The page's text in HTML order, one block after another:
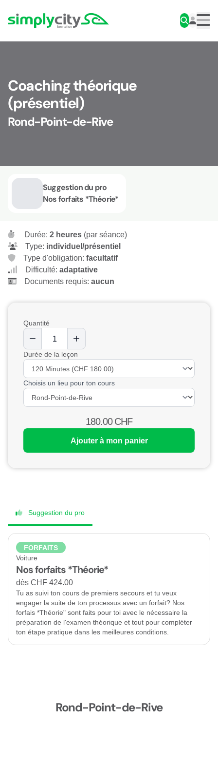
Simplycity
Coaching théorique
(présentiel)
Rond-Point-de-Rive
Suggestion du pro
Nos forfaits *Théorie*
Suggestion du pro
FORFAITS
Voiture
Nos forfaits *Théorie*
dès CHF 424.00
Tu as suivi ton cours de premiers secours et tu veux
engager la suite de ton processus avec un forfait? Nos
forfais *Théorie" sont faits pour toi avec le nécessaire la
préparation de l'examen théorique et tout pour compléter
ton étape pratique dans les meilleures conditions.
Durée: 2 heures (par séance)
Type: individuel/présentiel
Type d'obligation: facultatif
Difficulté: adaptative
Documents requis: aucun
Quantité
Durée de la leçon
Choisis un lieu pour ton cours
180.00CHF
Ajouter à mon panier
Rond-Point-de-Rive